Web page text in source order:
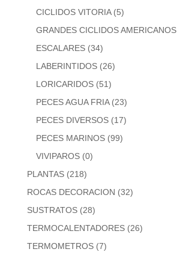
CICLIDOS VITORIA (5)
GRANDES CICLIDOS AMERICANOS
ESCALARES (34)
LABERINTIDOS (26)
LORICARIDOS (51)
PECES AGUA FRIA (23)
PECES DIVERSOS (17)
PECES MARINOS (99)
VIVIPAROS (0)
PLANTAS (218)
ROCAS DECORACION (32)
SUSTRATOS (28)
TERMOCALENTADORES (26)
TERMOMETROS (7)